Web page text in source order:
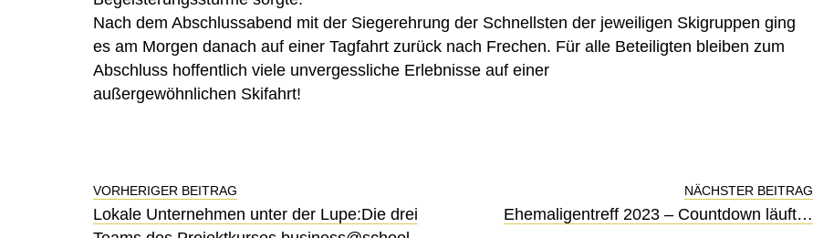
Nach dem Abschlussabend mit der Siegerehrung der Schnellsten der jeweiligen Skigruppen ging
es am Morgen danach auf einer Tagfahrt zurück nach Frechen. Für alle Beteiligten bleiben zum
Abschluss hoffentlich viele unvergessliche Erlebnisse auf einer
außergewöhnlichen Skifahrt!
VORHERIGER BEITRAG
Lokale Unternehmen unter der Lupe:Die drei
NÄCHSTER BEITRAG
Ehemaligentreff 2023 – Countdown läuft…